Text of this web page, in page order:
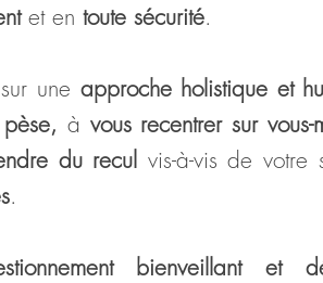
et en toute sécurité.
une approche holistique et
à vous recentrer sur vous-
du recul vis-à-vis de votre
.
bienveillant et